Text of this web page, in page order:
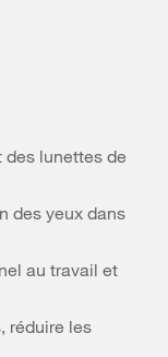
des lunettes de
des yeux dans
au travail et
réduire les